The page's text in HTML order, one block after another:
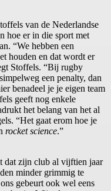
van de Nederlandse
hoe er in die sport met
“We hebben een
houden en dat wordt er
Stoffels. “Bij rugby
een penalty, dan
benadeel je je eigen team
geeft nog enkele
het belang van het al
“Het gaat erom hoe je
rocket science.”
dat zijn club al vijftien jaar
minder grimmig te
gebeurt ook wel eens